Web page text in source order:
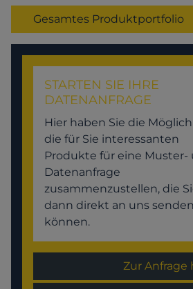
Gesamtes Produktportfolio
STARTEN SIE IHRE
DATENANFRAGE
Hier haben Sie die
die für Sie interessanten
Produkte für eine Muster-
Datenanfrage
zusammenzustellen, die
dann direkt an uns senden
können.
Zur Anfrage